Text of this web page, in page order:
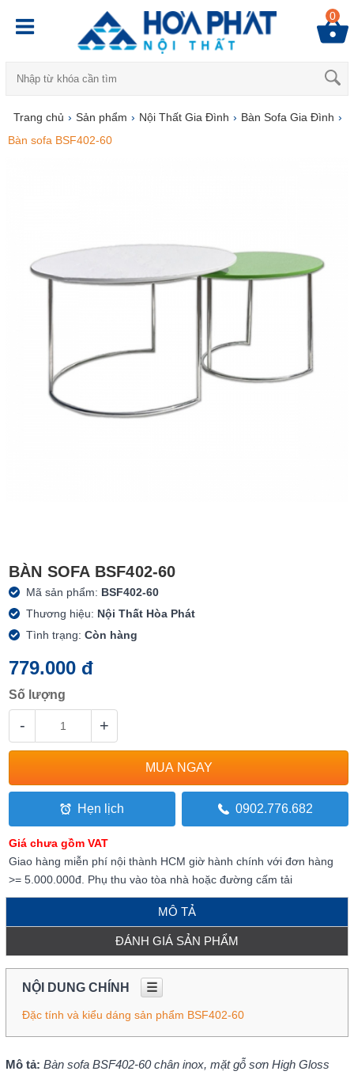
0
Trang chủ › Sản phẩm › Nội Thất Gia Đình › Bàn Sofa Gia Đình ›
Bàn sofa BSF402-60
BÀN SOFA BSF402-60
Mã sản phẩm: BSF402-60
Thương hiệu: Nội Thất Hòa Phát
Tình trạng:Còn hàng
779.000 đ
Số lượng
- +
Hẹn lịch 0902.776.682
Giá chưa gồm VAT
Giao hàng miễn phí nội thành HCM giờ hành chính với đơn hàng
>= 5.000.000đ. Phụ thu vào tòa nhà hoặc đường cấm tải
MÔ TẢ
ĐÁNH GIÁ SẢN PHẨM
NỘI DUNG CHÍNH ☰
Đặc tính và kiểu dáng sản phẩm BSF402-60
Mô tả: Bàn sofa BSF402-60 chân inox, mặt gỗ sơn High Gloss